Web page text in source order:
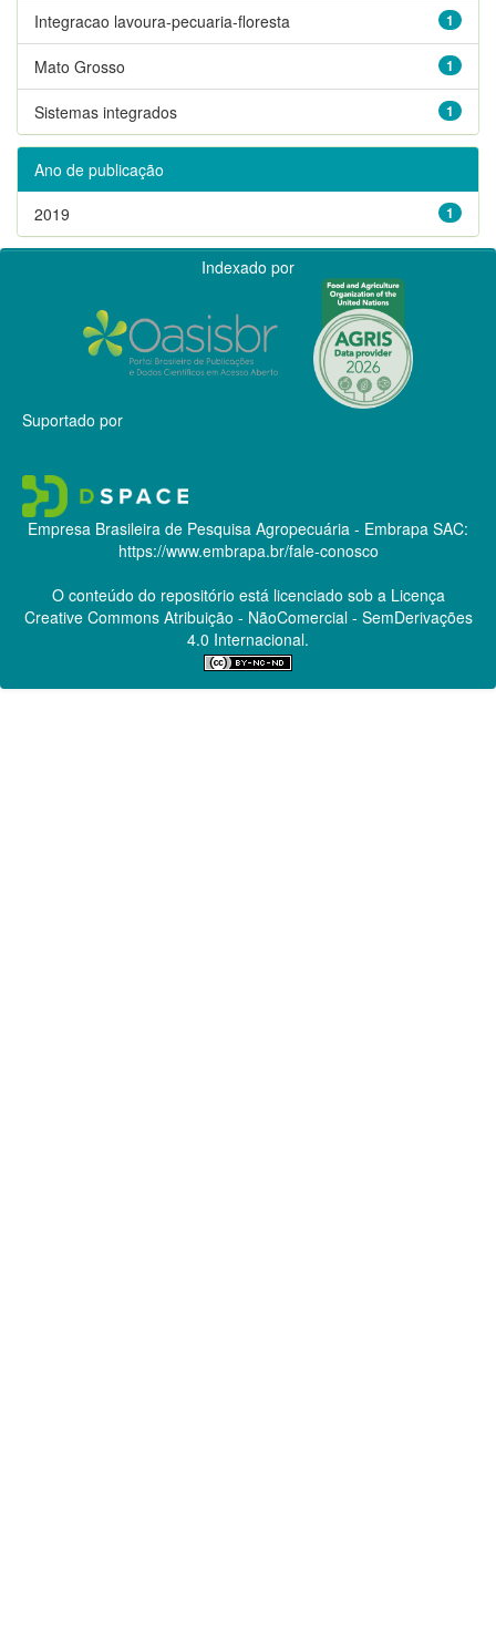
1
Integracao lavoura-pecuaria-floresta
1
Mato Grosso
1
Sistemas integrados
Ano de publicação
1
2019
Indexado por
Suportado por
Empresa Brasileira de Pesquisa Agropecuária - Embrapa SAC:
https://www.embrapa.br/fale-conosco
O conteúdo do repositório está licenciado sob a Licença
Creative CommonsAtribuição - NãoComercial - SemDerivações
4.0 Internacional.